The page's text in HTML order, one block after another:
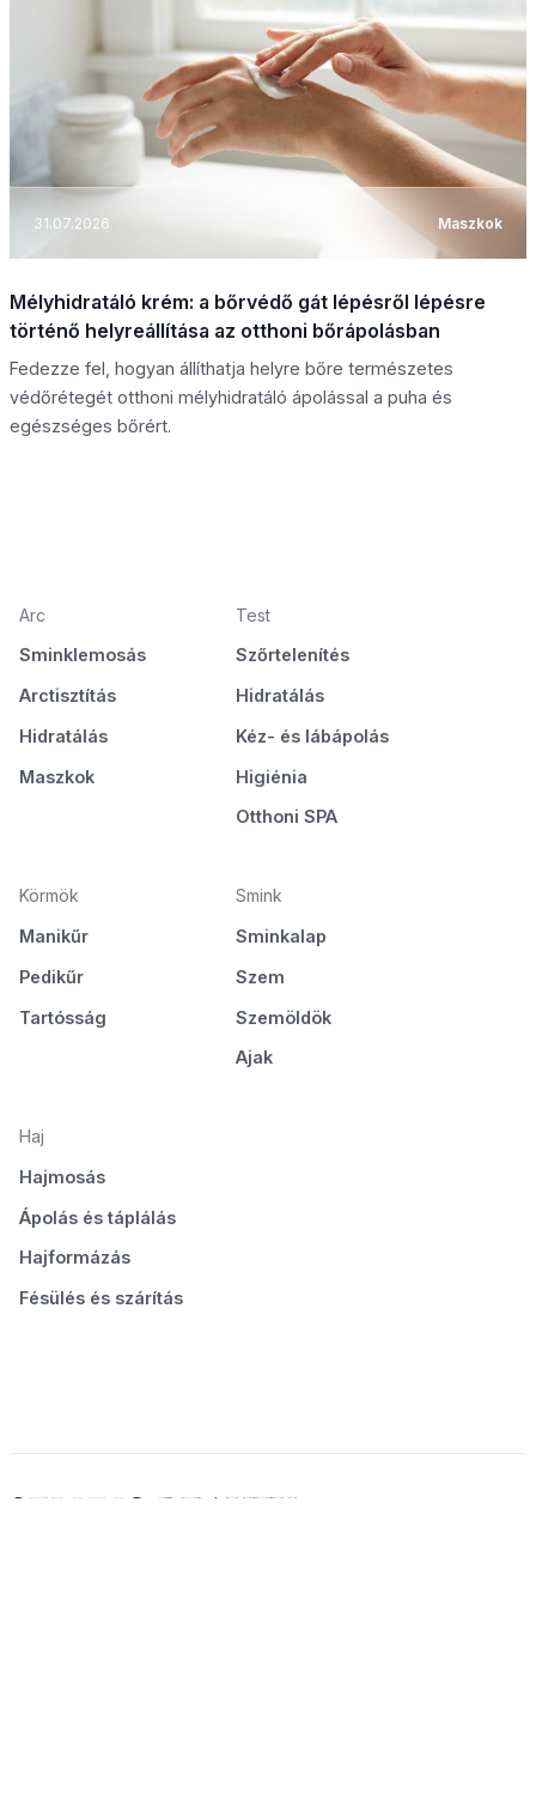
31.07.2026 Maszkok
Mélyhidratáló krém: a bőrvédő gát lépésről lépésre
történő helyreállítása az otthoni bőrápolásban
Fedezze fel, hogyan állíthatja helyre bőre természetes
védőrétegét otthoni mélyhidratáló ápolással a puha és
egészséges bőrért.
Arc
Sminklemosás
Arctisztítás
Hidratálás
Maszkok
Test
Szőrtelenítés
Hidratálás
Kéz- és lábápolás
Higiénia
Otthoni SPA
Körmök
Manikűr
Pedikűr
Tartósság
Smink
Sminkalap
Szem
Szemöldök
Ajak
Haj
Hajmosás
Ápolás és táplálás
Hajformázás
Fésülés és szárítás